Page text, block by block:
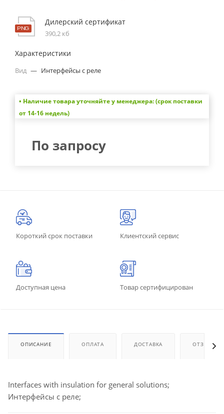
Дилерский сертификат
390,2 кб
Характеристики
Вид — Интерфейсы с реле
• Наличие товара уточняйте у менеджера: (срок поставки
от 14-16 недель)
По запросу
Короткий срок поставки Клиентский сервис
Доступная цена Товар сертифицирован
ОПИСАНИЕ ОПЛАТА ДОСТАВКА ОТЗЫВЫ
Interfaces with insulation for general solutions;
Интерфейсы с реле;